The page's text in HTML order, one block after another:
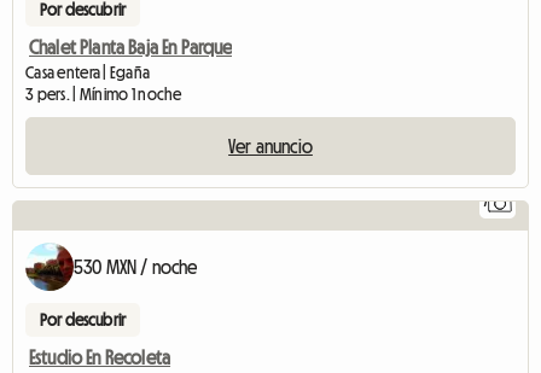
Por descubrir
Chalet Planta Baja En Parque
Casa entera | Egaña
3 pers. | Mínimo 1 noche
Ver anuncio
7
530 MXN / noche
Por descubrir
Estudio En Recoleta